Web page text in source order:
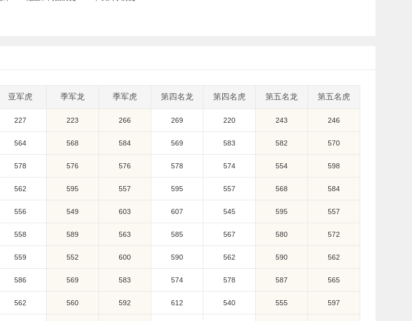
亚军虎 季军龙 季军虎 第四名龙 第四名虎 第五名龙 第五名虎
227 223 266 269 220 243 246
564 568 584 569 583 582 570
578 576 576 578 574 554 598
562 595 557 595 557 568 584
556 549 603 607 545 595 557
558 589 563 585 567 580 572
559 552 600 590 562 590 562
586 569 583 574 578 587 565
562 560 592 612 540 555 597